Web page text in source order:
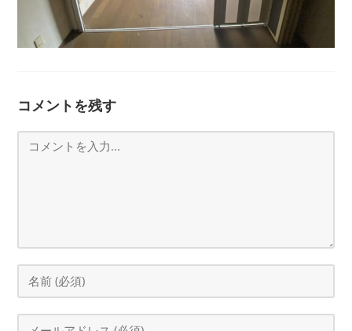
コメントを残す